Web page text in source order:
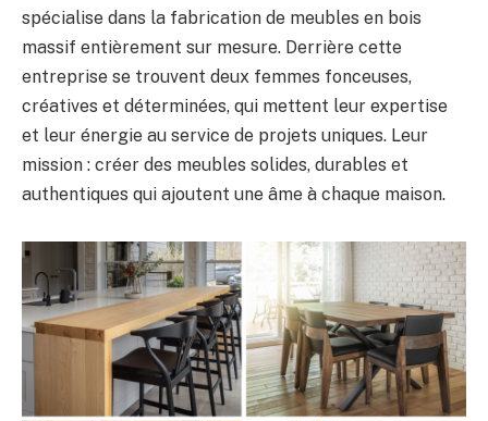
spécialise dans la fabrication de meubles en bois
massif entièrement sur mesure. Derrière cette
entreprise se trouvent deux femmes fonceuses,
créatives et déterminées, qui mettent leur expertise
et leur énergie au service de projets uniques. Leur
mission : créer des meubles solides, durables et
authentiques qui ajoutent une âme à chaque maison.